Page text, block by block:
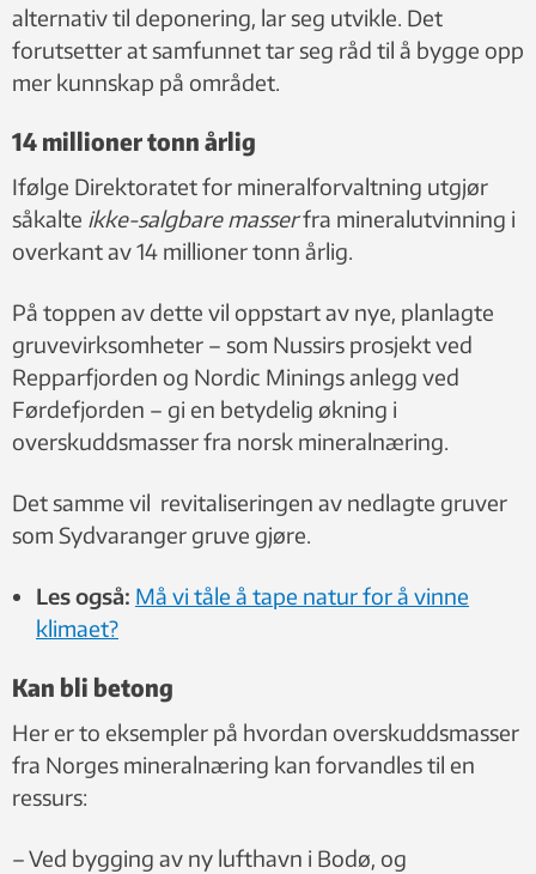
alternativ til deponering, lar seg utvikle. Det
forutsetter at samfunnet tar seg råd til å bygge opp
mer kunnskap på området.
14 millioner tonn årlig
Ifølge Direktoratet for mineralforvaltning utgjør
såkalte ikke-salgbare masserfra mineralutvinning i
overkant av 14 millioner tonn årlig.
På toppen av dette vil oppstart av nye, planlagte
gruvevirksomheter – som Nussirs prosjekt ved
Repparfjorden og Nordic Minings anlegg ved
Førdefjorden – gi en betydelig økning i
overskuddsmasser fra norsk mineralnæring.
Det samme vil revitaliseringen av nedlagte gruver
som Sydvaranger gruve gjøre.
Les også: Må vi tåle å tape natur for å vinne
klimaet?
Kan bli betong
Her er to eksempler på hvordan overskuddsmasser
fra Norges mineralnæring kan forvandles til en
ressurs:
– Ved bygging av ny lufthavn i Bodø, og